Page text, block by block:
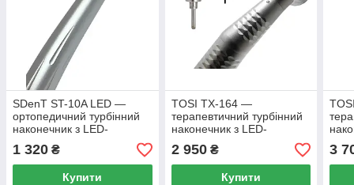
SDenT ST-10A LED —
ортопедичний турбінний
наконечник з LED-
підсвічуванням, М4
1 320 ₴
Купити
TOSI TX-164 —
терапевтичний турбінний
наконечник з LED-
підсвіткою, з додатковою
роторною групою, М4
2 950₴
Купити
3